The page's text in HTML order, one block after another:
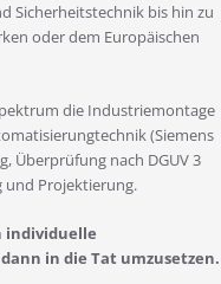
Sicherheitstechnik bis hin zu
oder dem Europäischen
die Industriemontage
(Siemens
Überprüfung nach DGUV 3
und Projektierung.
individuelle
in die Tat umzusetzen.